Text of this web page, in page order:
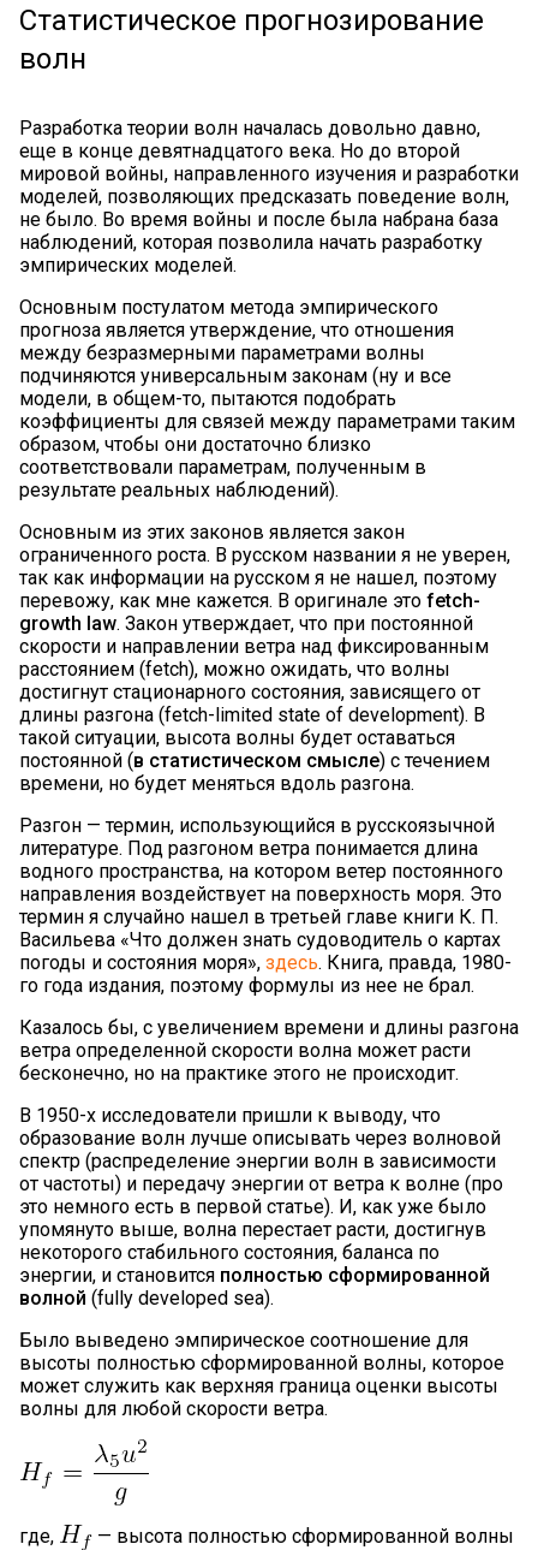
Статистическое прогнозирование
волн
Разработка теории волн началась довольно давно,
еще в конце девятнадцатого века. Но до второй
мировой войны, направленного изучения и разработки
моделей, позволяющих предсказать поведение волн,
не было. Во время войны и после была набрана база
наблюдений, которая позволила начать разработку
эмпирических моделей.
Основным постулатом метода эмпирического
прогноза является утверждение, что отношения
между безразмерными параметрами волны
подчиняются универсальным законам (ну и все
модели, в общем-то, пытаются подобрать
коэффициенты для связей между параметрами таким
образом, чтобы они достаточно близко
соответствовали параметрам, полученным в
результате реальных наблюдений).
Основным из этих законов является закон
ограниченного роста. В русском названии я не уверен,
так как информации на русском я не нашел, поэтому
перевожу, как мне кажется. В оригинале это fetch-
growth law. Закон утверждает, что при постоянной
скорости и направлении ветра над фиксированным
расстоянием (fetch), можно ожидать, что волны
достигнут стационарного состояния, зависящего от
длины разгона (fetch-limited state of development). В
такой ситуации, высота волны будет оставаться
постоянной (в статистическом смысле) с течением
времени, но будет меняться вдоль разгона.
Разгон — термин, использующийся в русскоязычной
литературе. Под разгоном ветра понимается длина
водного пространства, на котором ветер постоянного
направления воздействует на поверхность моря. Это
термин я случайно нашел в третьей главе книги К. П.
Васильева «Что должен знать судоводитель о картах
погоды и состояния моря», здесь. Книга, правда, 1980-
го года издания, поэтому формулы из нее не брал.
Казалось бы, с увеличением времени и длины разгона
ветра определенной скорости волна может расти
бесконечно, но на практике этого не происходит.
В 1950-х исследователи пришли к выводу, что
образование волн лучше описывать через волновой
спектр (распределение энергии волн в зависимости
от частоты) и передачу энергии от ветра к волне (про
это немного есть в первой статье). И, как уже было
упомянуто выше, волна перестает расти, достигнув
некоторого стабильного состояния, баланса по
энергии, и становится полностью сформированной
волной (fully developed sea).
Было выведено эмпирическое соотношение для
высоты полностью сформированной волны, которое
может служить как верхняя граница оценки высоты
волны для любой скорости ветра.
где,
— высота полностью сформированной волны